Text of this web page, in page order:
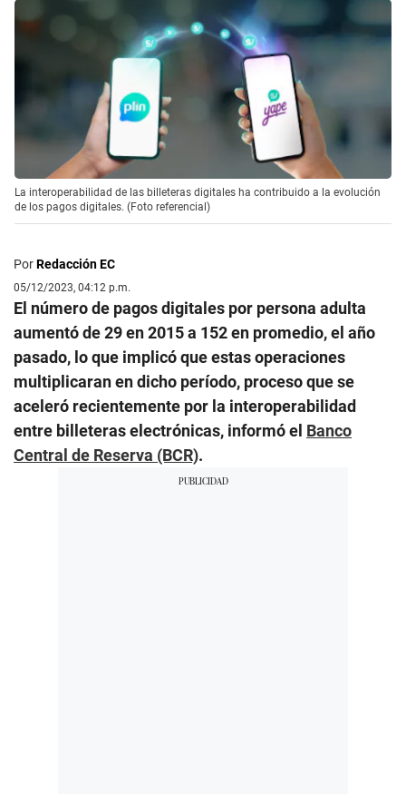
La interoperabilidad de las billeteras digitales ha contribuido a la evolución
de los pagos digitales. (Foto referencial)
PorRedacción EC
05/12/2023, 04:12 p.m.
El número de pagos digitales por persona adulta
aumentó de 29 en 2015 a 152 en promedio, el año
pasado, lo que implicó que estas operaciones
multiplicaran en dicho período, proceso que se
aceleró recientemente por la interoperabilidad
entre billeteras electrónicas, informó el Banco
Central de Reserva (BCR).